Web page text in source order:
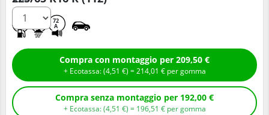
72
A
Compra con montaggio per 209,50 €
+ Ecotassa: (4,51 € ) =214,01 € per gomma
Compra senza montaggio per 192,00 €
+ Ecotassa: (4,51 € ) = 196,51 € per gomma